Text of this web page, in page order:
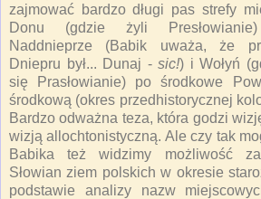
zajmować bardzo długi pas strefy
Donu (gdzie żyli
Naddnieprze (Babik uważa, że
Dniepru był... Dunaj - sic!) i Wołyń
się Prasłowianie) po środkowe
środkową (okres przedhistorycznej
Bardzo odważna teza, która godzi
wizją allochtonistyczną. Ale czy tak
Babika też widzimy możliwość
Słowian ziem polskich w okresie
podstawie analizy nazw